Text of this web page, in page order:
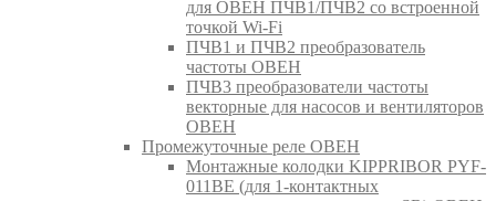
для ОВЕН ПЧВ1/ПЧВ2 со встроенной
точкой Wi-Fi
ПЧВ1 и ПЧВ2 преобразователь
частоты ОВЕН
ПЧВ3 преобразователи частоты
векторные для насосов и вентиляторов
ОВЕН
Промежуточные реле ОВЕН
Монтажные колодки KIPPRIBOR PYF-
011BE (для 1-контактных